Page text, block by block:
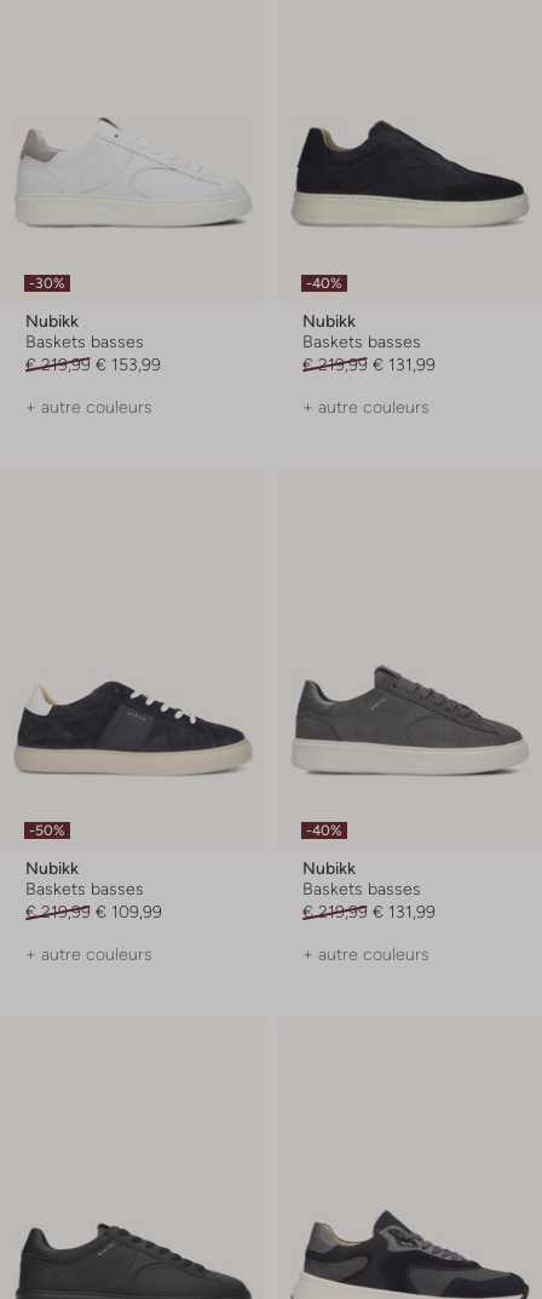
-30%
Nubikk
Baskets basses
€ 219,99 € 153,99
+ autre couleurs
-40%
Nubikk
Baskets basses
€ 219,99 € 131,99
+ autre couleurs
-50%
Nubikk
Baskets basses
€ 219,99 € 109,99
+ autre couleurs
-40%
Nubikk
Baskets basses
€ 219,99 € 131,99
+ autre couleurs